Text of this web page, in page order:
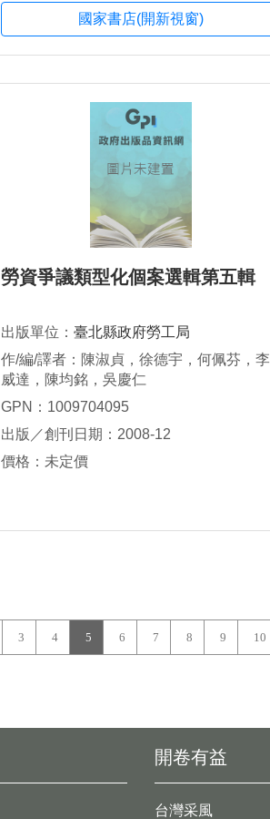
國家書店(開新視窗)
勞資爭議類型化個案選輯第五輯
出版單位： 臺北縣政府勞工局
作/編/譯者：陳淑貞，徐德宇，何佩芬，李
威達，陳均銘，吳慶仁
GPN：1009704095
出版／創刊日期：2008-12
價格：未定價
3 4 5 6 7 8 9 10
開卷有益
台灣采風